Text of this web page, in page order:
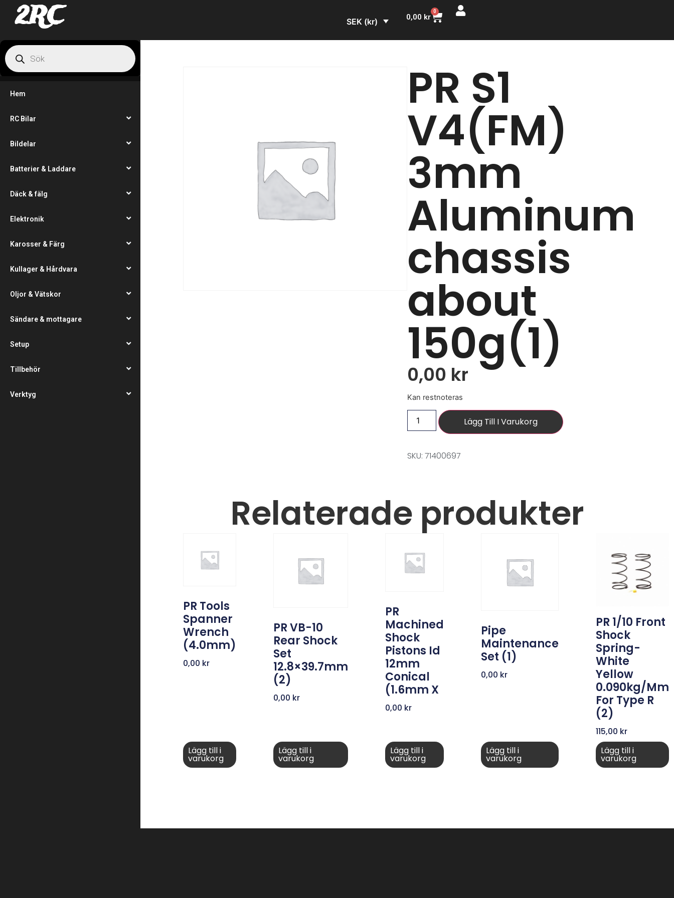
2RC SEK (kr) 0,00 kr
0
Hem
RC Bilar
Bildelar
Batterier & Laddare
Däck & fälg
Elektronik
Karosser & Färg
Kullager & Hårdvara
Oljor & Vätskor
Sändare & mottagare
Setup
Tillbehör
Verktyg
PR S1
V4(FM)
3mm
Aluminum
chassis
about
150g(1)
0,00 kr
Kan restnoteras
Lägg Till I Varukorg
SKU: 71400697
Relaterade produkter
PR Tools
Spanner
Wrench
(4.0mm)
0,00 kr
Lägg till i
varukorg
PR VB-10
Rear Shock
Set
12.8×39.7mm
(2)
0,00 kr
Lägg till i
varukorg
PR
Machined
Shock
Pistons Id
12mm
Conical
(1.6mm X
0,00 kr
Lägg till i
varukorg
Pipe
Maintenance
Set (1)
0,00 kr
Lägg till i
varukorg
PR 1/10 Front
Shock
Spring-
White
Yellow
0.090kg/mm
For Type R
(2)
115,00 kr
Lägg till i
varukorg